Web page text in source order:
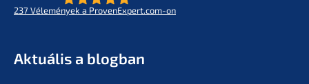
237 Vélemé­ny­ek a ProvenExpert.com-on
Aktuá­lis a blogban